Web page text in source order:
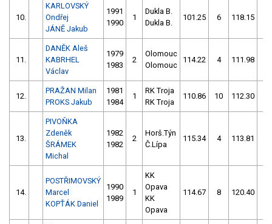
10.
KARLOVSKÝ
Ondřej
JÁNĚ Jakub
1991
1990
1
Dukla B.
Dukla B.
101.25 6 118.15
11.
DANĚK Aleš
KABRHEL
Václav
1979
1983
2
Olomouc
Olomouc
114.22 4 111.98
12.
PRAŽAN Milan
PROKS Jakub
1981
1984
1
RK Troja
RK Troja
110.86 10 112.30
13.
PIVOŇKA
Zdeněk
ŠRÁMEK
Michal
1982
1982
2
Horš.Týn
Č.Lípa
115.34 4 113.81
14.
POSTŘIMOVSKÝ
Marcel
KOPŤÁK Daniel
1990
1989
1
KK
Opava
KK
Opava
114.67 8 120.40